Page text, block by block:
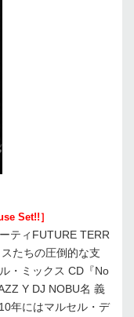
Set!!］
ティFUTURE TERR
たちの圧倒的な支
・ミックス CD『No
Y DJ NOBU名 義
年にはマルセル・デ